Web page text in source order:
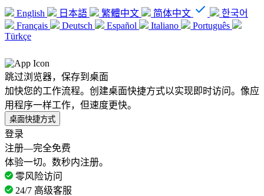
English 日本語 繁體中文 简体中文
한국어
Français
Deutsch Español Italiano
Português
Türkçe
跳过浏览器，保存到桌面
加快您的工作流程。创建桌面快捷方式以实现即时访问。像应
用程序一样工作，但速度更快。
桌面快捷方式
登录
注册—完全免费
体验一切。数秒内注册。
零风险访问
24/7 高级客服